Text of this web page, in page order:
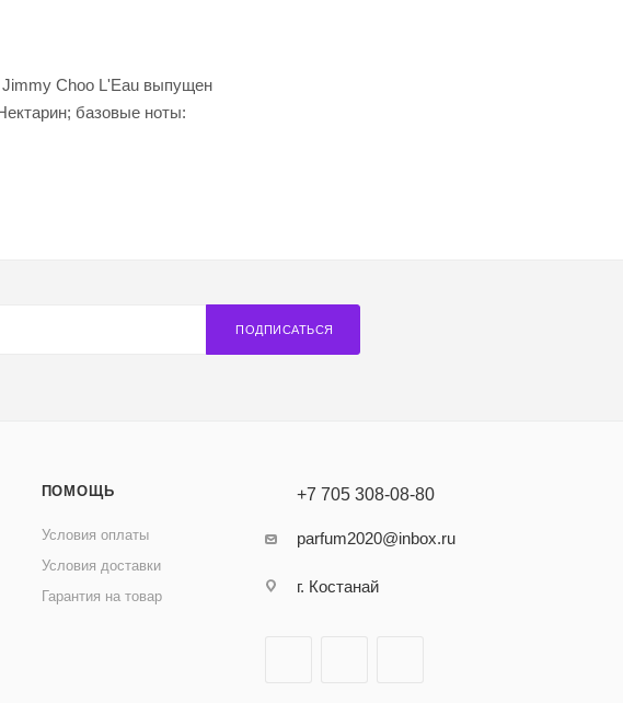
Choo L'Eau выпущен
базовые ноты:
ПОДПИСАТЬСЯ
ПОМОЩЬ
Условия оплаты
Условия доставки
Гарантия на товар
+7 705 308-08-80
parfum2020@inbox.ru
г. Костанай